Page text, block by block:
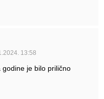
13:58
je bilo prilično